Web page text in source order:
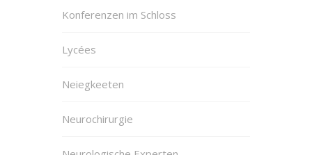
Konferenzen im Schloss
Lycées
Neiegkeeten
Neurochirurgie